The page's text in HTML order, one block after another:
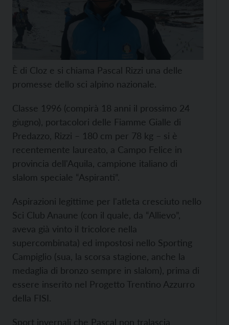
È di Cloz e si chiama Pascal Rizzi una delle
promesse dello sci alpino nazionale.
Classe 1996 (compirà 18 anni il prossimo 24
giugno), portacolori delle Fiamme Gialle di
Predazzo, Rizzi – 180 cm per 78 kg – si è
recentemente laureato, a Campo Felice in
provincia dell'Aquila, campione italiano di
slalom speciale “Aspiranti”.
Aspirazioni legittime per l'atleta cresciuto nello
Sci Club Anaune (con il quale, da “Allievo”,
aveva già vinto il tricolore nella
supercombinata) ed impostosi nello Sporting
Campiglio (sua, la scorsa stagione, anche la
medaglia di bronzo sempre in slalom), prima di
essere inserito nel Progetto Trentino Azzurro
della FISI.
Sport invernali che Pascal non tralascia